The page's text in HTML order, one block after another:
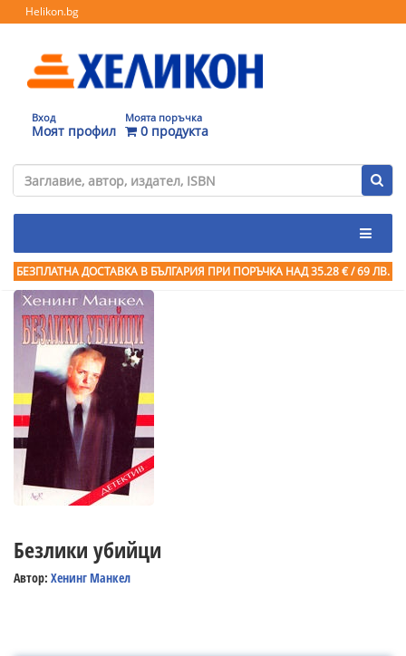
Helikon.bg
Вход
Моят профил
Моята поръчка
0 продукта
БЕЗПЛАТНА ДОСТАВКА В БЪЛГАРИЯ ПРИ ПОРЪЧКА НАД 35.28 € / 69 ЛВ.
Безлики убийци
Автор: Хенинг Манкел